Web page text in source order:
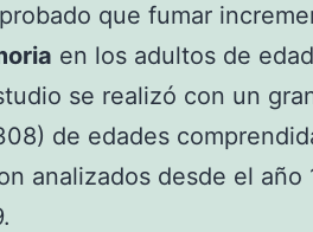
que fumar
en los adultos de
se realizó con un
de edades
analizados desde el año